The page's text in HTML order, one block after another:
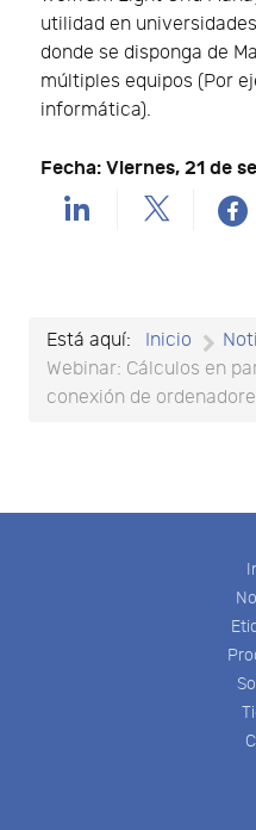
utilidad en
donde se disponga de
múltiples equipos (Por
informática).
Fecha: Viernes, 21 de
Está aquí: Inicio
Webinar: Cálculos en
conexión de